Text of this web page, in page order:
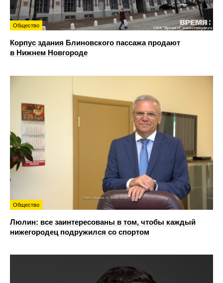
Общество
Корпус здания Блиновского пассажа продают
в Нижнем Новгороде
Общество
Люлин: все заинтересованы в том, чтобы каждый
нижегородец подружился со спортом